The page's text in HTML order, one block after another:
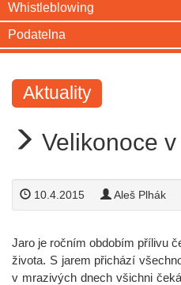
Whistleblowing
Podatelna
Aktuality
Velikonoce
10.4.2015 Aleš Plhák
Jaro je ročním obdobím přílivu
života. S jarem přichází
v mrazivých dnech všichni